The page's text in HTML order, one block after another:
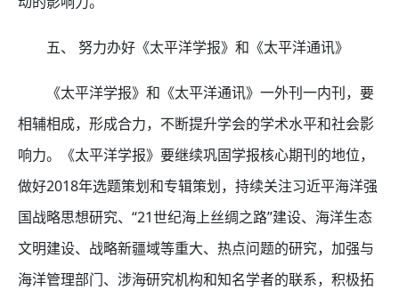
五、 努力办好《太平洋学报》和《太平洋通讯》
《太平洋学报》和《太平洋通讯》一外刊一内刊，要
相辅相成，形成合力，不断提升学会的学术水平和社会影
响力。《太平洋学报》要继续巩固学报核心期刊的地位，
做好2018年选题策划和专辑策划，持续关注习近平海洋强
国战略思想研究、“21世纪海上丝绸之路”建设、海洋生态
文明建设、战略新疆域等重大、热点问题的研究，加强与
海洋管理部门、涉海研究机构和知名学者的联系，积极拓